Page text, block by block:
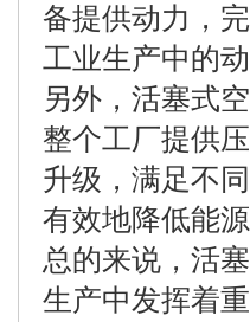
备提供动力，
工业生产中的
另外，活塞式
整个工厂提供
升级，满足不
有效地降低能
总的来说，活
生产中发挥着